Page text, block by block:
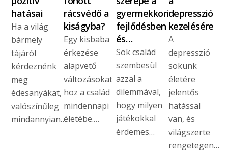
hatásai
Ha a világ
bármely
tájáról
kérdeznénk
meg
édesanyákat,
valószínűleg
mindannyian…
rácsvédő a
kiságyba?
Egy kisbaba
érkezése
alapvető
változásokat
hoz a család
mindennapi
életébe.…
gyermekkori
fejlődésben
és…
Sok család
szembesül
azzal a
dilemmával,
hogy milyen
játékokkal
érdemes…
depresszió
kezelésére
A
depresszió
sokunk
életére
jelentős
hatással
van, és
világszerte
rengetegen…